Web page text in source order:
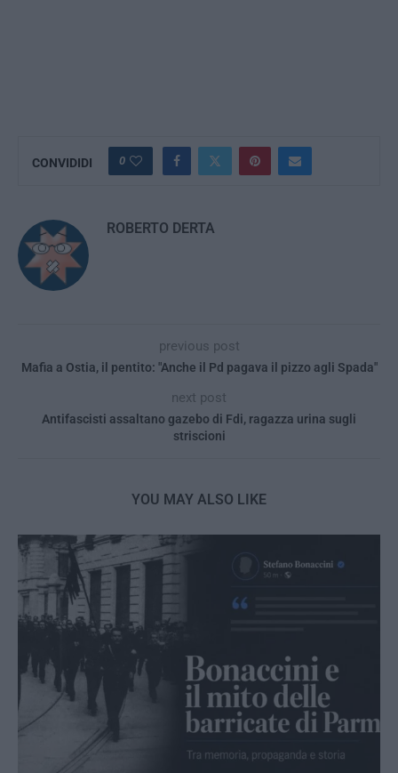
CONVIDIDI 0
ROBERTO DERTA
previous post
Mafia a Ostia, il pentito: "Anche il Pd pagava il pizzo agli Spada"
next post
Antifascisti assaltano gazebo di Fdi, ragazza urina sugli
striscioni
YOU MAY ALSO LIKE